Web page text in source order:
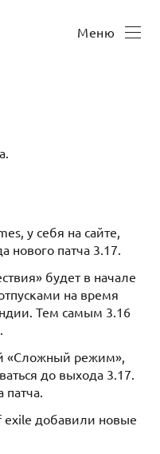
Меню
у себя на сайте,
нового патча 3.17.
будет в начале
на время
Тем самым 3.16
«Сложный режим»,
до выхода 3.17.
exile добавили новые